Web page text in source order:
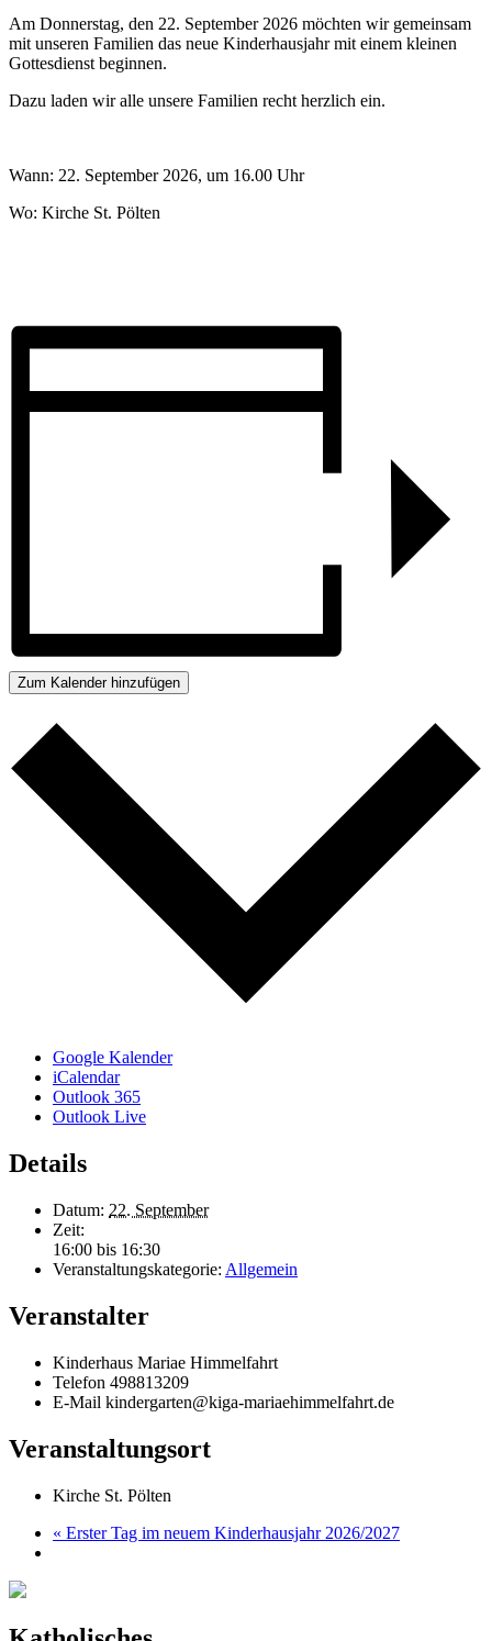
Am Donnerstag, den 22. September 2026 möchten wir gemeinsam
mit unseren Familien das neue Kinderhausjahr mit einem kleinen
Gottesdienst beginnen.
Dazu laden wir alle unsere Familien recht herzlich ein.
Wann: 22. September 2026, um 16.00 Uhr
Wo: Kirche St. Pölten
Zum Kalender hinzufügen
Google Kalender
iCalendar
Outlook 365
Outlook Live
Details
Datum: 22. September
Zeit:
16:00 bis 16:30
Veranstaltungskategorie: Allgemein
Veranstalter
Kinderhaus Mariae Himmelfahrt
Telefon 498813209
E-Mail kindergarten@kiga-mariaehimmelfahrt.de
Veranstaltungsort
Kirche St. Pölten
« Erster Tag im neuem Kinderhausjahr 2026/2027